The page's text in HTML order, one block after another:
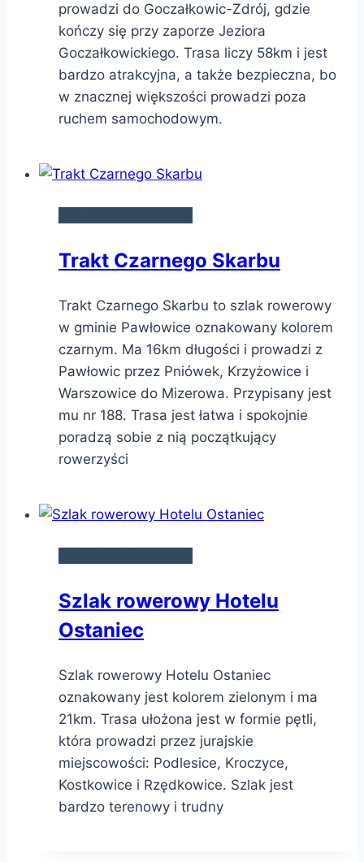
prowadzi do Goczałkowic-Zdrój, gdzie
kończy się przy zaporze Jeziora
Goczałkowickiego. Trasa liczy 58km i jest
bardzo atrakcyjna, a także bezpieczna, bo
w znacznej większości prowadzi poza
ruchem samochodowym.
Trakt Czarnego Skarbu
Trakt Czarnego Skarbu to szlak rowerowy
w gminie Pawłowice oznakowany kolorem
czarnym. Ma 16km długości i prowadzi z
Pawłowic przez Pniówek, Krzyżowice i
Warszowice do Mizerowa. Przypisany jest
mu nr 188. Trasa jest łatwa i spokojnie
poradzą sobie z nią początkujący
rowerzyści
Szlak rowerowy Hotelu
Ostaniec
Szlak rowerowy Hotelu Ostaniec
oznakowany jest kolorem zielonym i ma
21km. Trasa ułożona jest w formie pętli,
która prowadzi przez jurajskie
miejscowości: Podlesice, Kroczyce,
Kostkowice i Rzędkowice. Szlak jest
bardzo terenowy i trudny